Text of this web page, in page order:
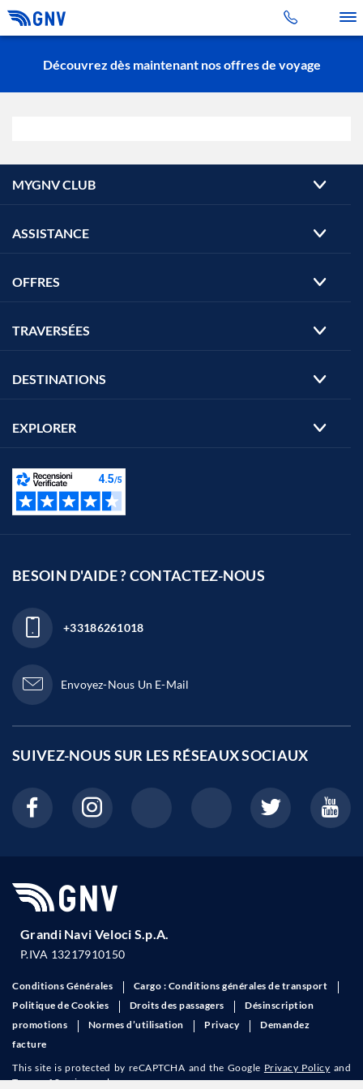
Découvrez dès maintenant nos offres de voyage
MYGNV CLUB
ASSISTANCE
OFFRES
TRAVERSÉES
DESTINATIONS
EXPLORER
BESOIN D'AIDE ? CONTACTEZ-NOUS
+33186261018
Envoyez-Nous Un E-Mail
SUIVEZ-NOUS SUR LES RÉSEAUX SOCIAUX
Grandi Navi Veloci S.p.A.
P.IVA 13217910150
Conditions Générales
Cargo : Conditions générales de transport
Politique de Cookies
Droits des passagers
Désinscription
promotions
Normes d’utilisation Privacy
Demandez
facture
This site is protected by reCAPTCHA and the Google Privacy Policy and
Terms of Serviceapply.